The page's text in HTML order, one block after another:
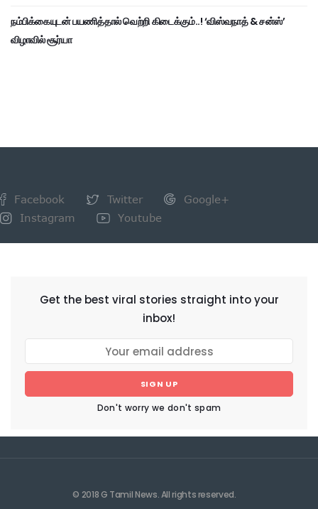
நம்பிக்கையுடன் பயணித்தால் வெற்றி கிடைக்கும்..! ‘விஸ்வநாத் & சன்ஸ்’
விழாவில் சூர்யா
Facebook Twitter
Google+
Instagram
Youtube
Get the best viral stories straight into your
inbox!
SIGN UP
Don't worry we don't spam
© 2018 G Tamil News. All rights reserved.